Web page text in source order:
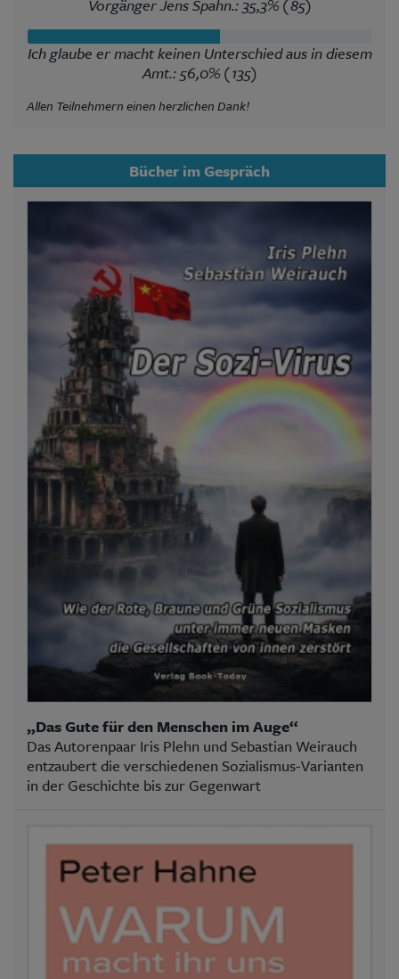
Vorgänger Jens Spahn.: 35,3% (85)
Ich glaube er macht keinen Unterschied aus in diesem
Amt.: 56,0% (135)
Allen Teilnehmern einen herzlichen Dank!
Bücher im Gespräch
„Das Gute für den Menschen im Auge“
Das Autorenpaar Iris Plehn und Sebastian Weirauch
entzaubert die verschiedenen Sozialismus-Varianten
in der Geschichte bis zur Gegenwart